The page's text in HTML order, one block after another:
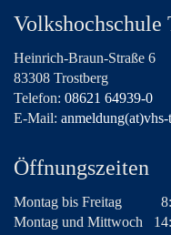
Volkshochschule
Heinrich-Braun-Straße 6
83308 Trostberg
Telefon: 08621 64939-0
E-Mail:
Öffnungszeiten
Montag bis Freitag
Montag und Mittwoch